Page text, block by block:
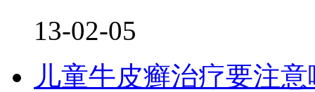
13-02-05
儿童牛皮癣治疗要注